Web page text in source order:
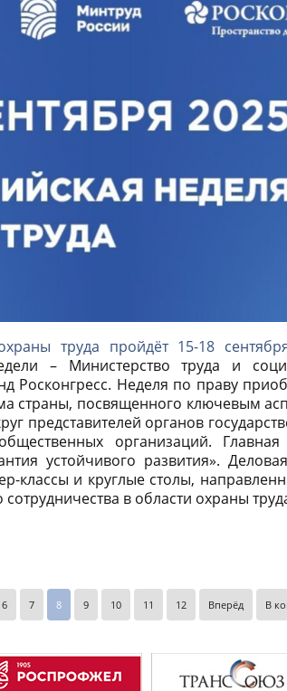
труда пройдёт 15-18
– Министерство труда и
Росконгресс. Неделя по праву
страны, посвященного ключевым
представителей органов
организаций.
устойчивого развития».
классы и круглые столы,
в области охраны
6 7 8 9 10 11 12 Вперёд В